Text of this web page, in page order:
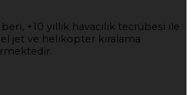
+10 yıllık havacılık tecrübesi ile
jet ve helikopter kiralama